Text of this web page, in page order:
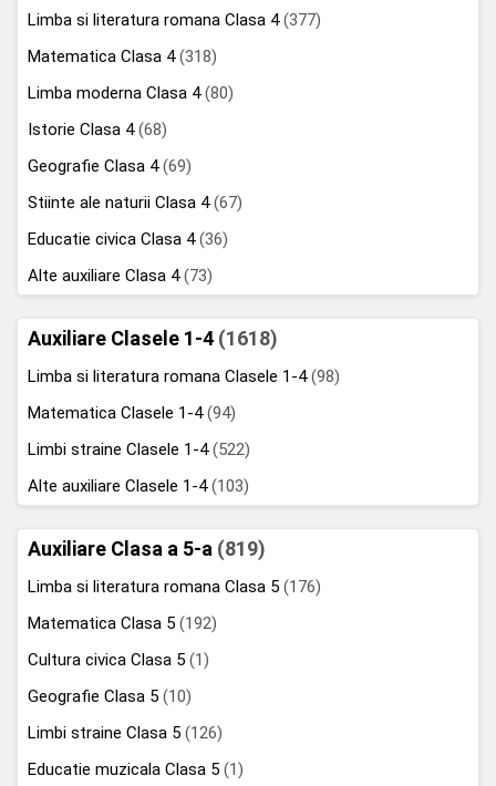
Limba si literatura romana Clasa 4(377)
Matematica Clasa 4(318)
Limba moderna Clasa 4(80)
Istorie Clasa 4(68)
Geografie Clasa 4(69)
Stiinte ale naturii Clasa 4(67)
Educatie civica Clasa 4(36)
Alte auxiliare Clasa 4(73)
Auxiliare Clasele 1-4 (1618)
Limba si literatura romana Clasele 1-4(98)
Matematica Clasele 1-4(94)
Limbi straine Clasele 1-4(522)
Alte auxiliare Clasele 1-4(103)
Auxiliare Clasa a 5-a (819)
Limba si literatura romana Clasa 5 (176)
Matematica Clasa 5 (192)
Cultura civica Clasa 5 (1)
Geografie Clasa 5 (10)
Limbi straine Clasa 5 (126)
Educatie muzicala Clasa 5 (1)